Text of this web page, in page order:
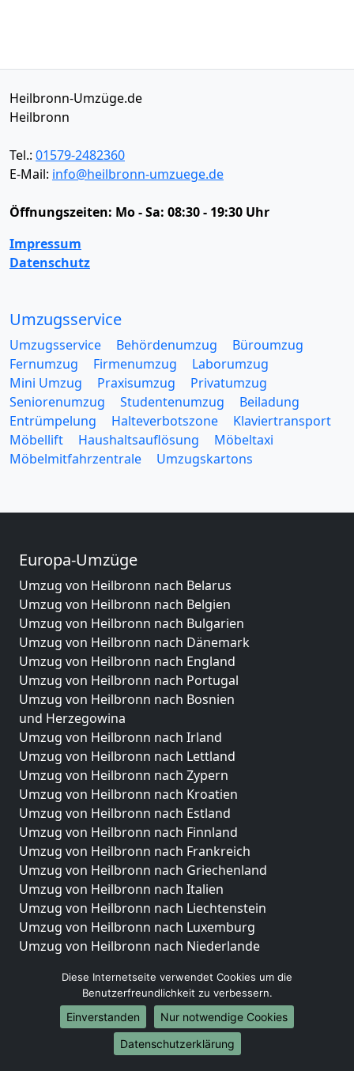
Heilbronn-Umzüge.de
Heilbronn
Tel.: 01579-2482360
E-Mail: info@heilbronn-umzuege.de
Öffnungszeiten: Mo - Sa: 08:30 - 19:30 Uhr
Impressum
Datenschutz
Umzugsservice
Umzugsservice Behördenumzug
Büroumzug
Fernumzug
Firmenumzug
Laborumzug
Mini Umzug
Praxisumzug
Privatumzug
Seniorenumzug
Studentenumzug
Beiladung
Entrümpelung
Halteverbotszone
Klaviertransport
Möbellift
Haushaltsauflösung
Möbeltaxi
Möbelmitfahrzentrale
Umzugskartons
Europa-Umzüge
Umzug von Heilbronn nach Belarus
Umzug von Heilbronn nach Belgien
Umzug von Heilbronn nach Bulgarien
Umzug von Heilbronn nach Dänemark
Umzug von Heilbronn nach England
Umzug von Heilbronn nach Portugal
Umzug von Heilbronn nach Bosnien
und Herzegowina
Umzug von Heilbronn nach Irland
Umzug von Heilbronn nach Lettland
Umzug von Heilbronn nach Zypern
Umzug von Heilbronn nach Kroatien
Umzug von Heilbronn nach Estland
Umzug von Heilbronn nach Finnland
Umzug von Heilbronn nach Frankreich
Umzug von Heilbronn nach Griechenland
Umzug von Heilbronn nach Italien
Umzug von Heilbronn nach Liechtenstein
Umzug von Heilbronn nach Luxemburg
Umzug von Heilbronn nach Niederlande
Umzüge-Deutschlandweit
Umzug von Heilbronn nach Berlin
Umzug von Heilbronn nach Hamburg
Umzug von Heilbronn nach München
Diese Internetseite verwendet Cookies um die
Benutzerfreundlichkeit zu verbessern.
Einverstanden
Nur notwendige Cookies
Datenschutzerklärung